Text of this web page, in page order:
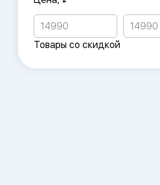
Товары со скидкой